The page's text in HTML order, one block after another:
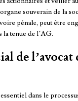
souverain de la
pénale, peut être
tenue de l’AG.
de l’avocat
dans le